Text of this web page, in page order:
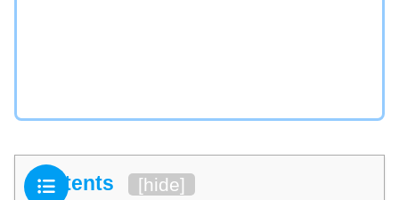
Contents [hide]